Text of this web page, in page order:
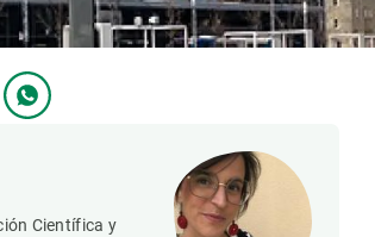
Científica y